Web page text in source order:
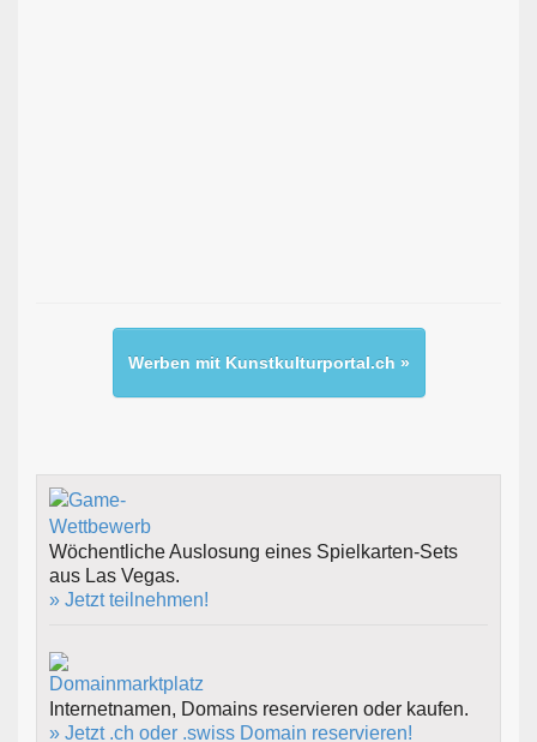
Werben mit Kunstkulturportal.ch »
Wöchentliche Auslosung eines Spielkarten-Sets
aus Las Vegas.
» Jetzt teilnehmen!
Internetnamen, Domains reservieren oder kaufen.
» Jetzt .ch oder .swiss Domain reservieren!